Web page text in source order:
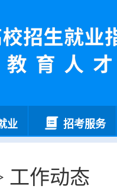
业 招考服务
工作动态